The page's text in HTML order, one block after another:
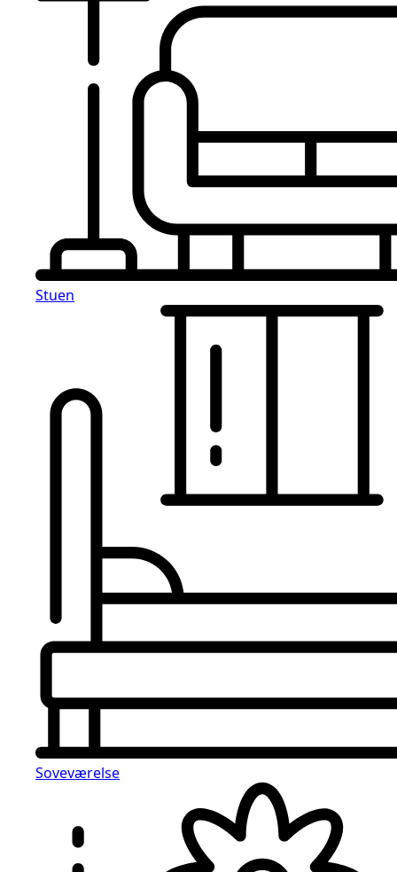
Stuen
Soveværelse